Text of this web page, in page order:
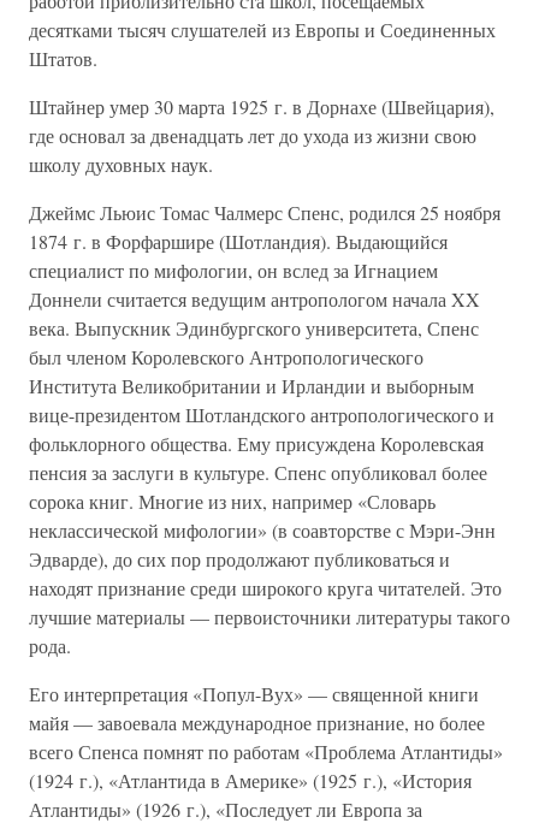
десятками тысяч слушателей из Европы и Соединенных
Штатов.
Штайнер умер 30 марта 1925 г. в Дорнахе (Швейцария),
где основал за двенадцать лет до ухода из жизни свою
школу духовных наук.
Джеймс Льюис Томас Чалмерс Спенс, родился 25 ноября
1874 г. в Форфаршире (Шотландия). Выдающийся
специалист по мифологии, он вслед за Игнацием
Доннели считается ведущим антропологом начала XX
века. Выпускник Эдинбургского университета, Спенс
был членом Королевского Антропологического
Института Великобритании и Ирландии и выборным
вице-президентом Шотландского антропологического и
фольклорного общества. Ему присуждена Королевская
пенсия за заслуги в культуре. Спенс опубликовал более
сорока книг. Многие из них, например «Словарь
неклассической мифологии» (в соавторстве с Мэри-Энн
Эдварде), до сих пор продолжают публиковаться и
находят признание среди широкого круга читателей. Это
лучшие материалы — первоисточники литературы такого
рода.
Его интерпретация «Попул-Вух» — священной книги
майя — завоевала международное признание, но более
всего Спенса помнят по работам «Проблема Атлантиды»
(1924 г.), «Атлантида в Америке» (1925 г.), «История
Атлантиды» (1926 г.), «Последует ли Европа за